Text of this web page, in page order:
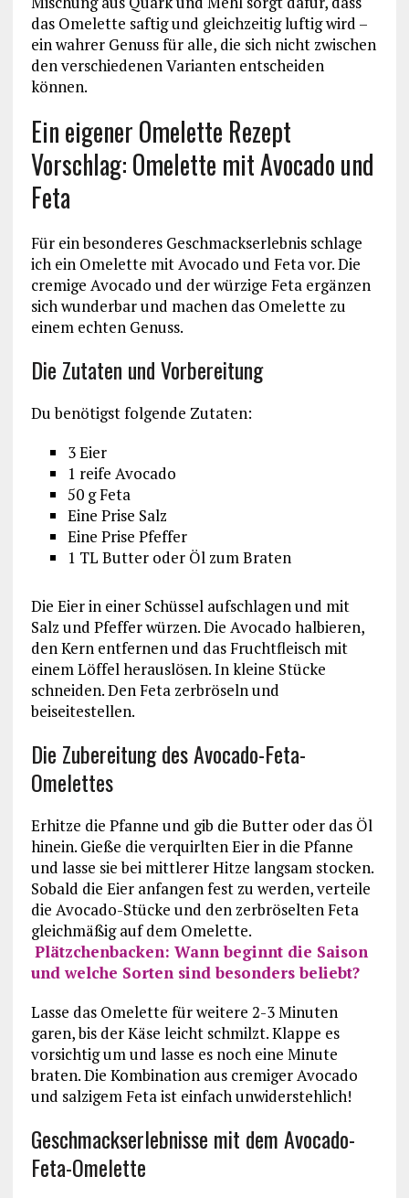
das Omelette saftig und gleichzeitig luftig wird –
ein wahrer Genuss für alle, die sich nicht zwischen
den verschiedenen Varianten entscheiden
können.
Ein eigener Omelette Rezept
Vorschlag: Omelette mit Avocado und
Feta
Für ein besonderes Geschmackserlebnis schlage
ich ein Omelette mit Avocado und Feta vor. Die
cremige Avocado und der würzige Feta ergänzen
sich wunderbar und machen das Omelette zu
einem echten Genuss.
Die Zutaten und Vorbereitung
Du benötigst folgende Zutaten:
3 Eier
1 reife Avocado
50 g Feta
Eine Prise Salz
Eine Prise Pfeffer
1 TL Butter oder Öl zum Braten
Die Eier in einer Schüssel aufschlagen und mit
Salz und Pfeffer würzen. Die Avocado halbieren,
den Kern entfernen und das Fruchtfleisch mit
einem Löffel herauslösen. In kleine Stücke
schneiden. Den Feta zerbröseln und
beiseitestellen.
Die Zubereitung des Avocado-Feta-
Omelettes
Erhitze die Pfanne und gib die Butter oder das Öl
hinein. Gieße die verquirlten Eier in die Pfanne
und lasse sie bei mittlerer Hitze langsam stocken.
Sobald die Eier anfangen fest zu werden, verteile
die Avocado-Stücke und den zerbröselten Feta
gleichmäßig auf dem Omelette.
Plätzchenbacken: Wann beginnt die Saison
und welche Sorten sind besonders beliebt?
Lasse das Omelette für weitere 2-3 Minuten
garen, bis der Käse leicht schmilzt. Klappe es
vorsichtig um und lasse es noch eine Minute
braten. Die Kombination aus cremiger Avocado
und salzigem Feta ist einfach unwiderstehlich!
Geschmackserlebnisse mit dem Avocado-
Feta-Omelette